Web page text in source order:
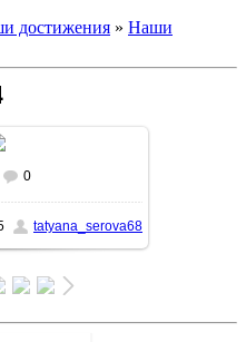
достижения » Наши
0
tatyana_serova68